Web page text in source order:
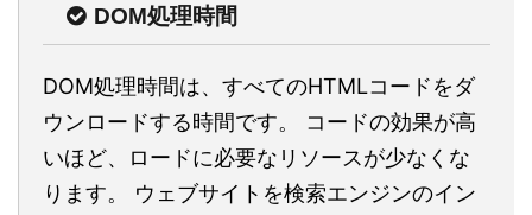
DOM処理時間
DOM処理時間は、すべてのHTMLコードをダ
ウンロードする時間です。 コードの効果が高
いほど、ロードに必要なリソースが少なくな
ります。 ウェブサイトを検索エンジンのイン